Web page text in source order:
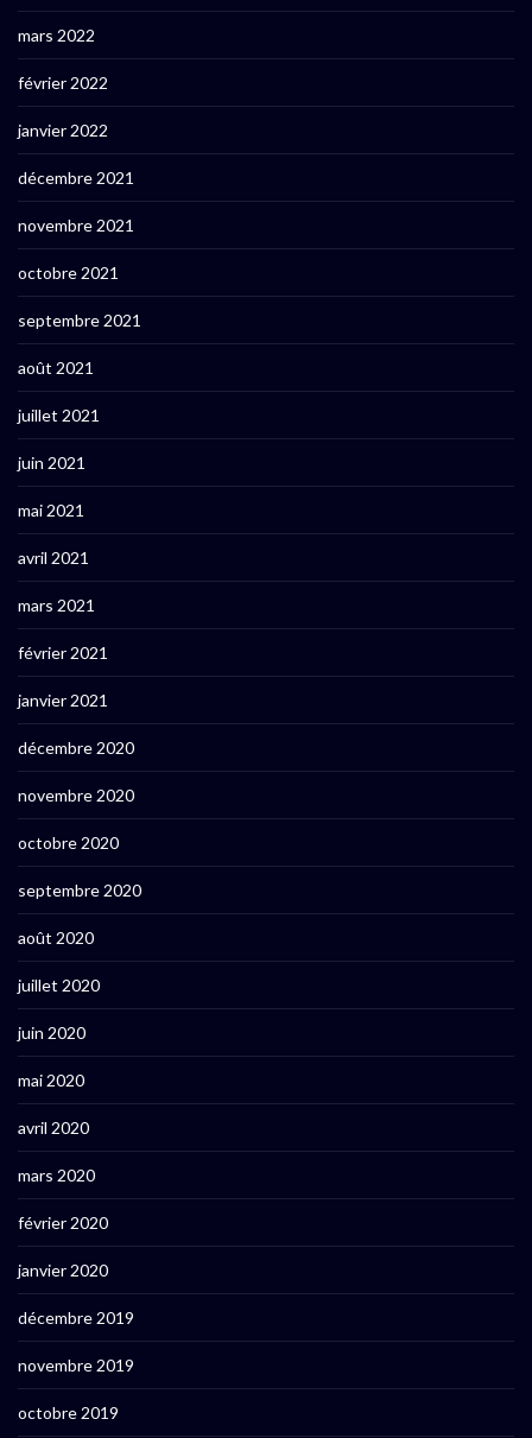
mars 2022
février 2022
janvier 2022
décembre 2021
novembre 2021
octobre 2021
septembre 2021
août 2021
juillet 2021
juin 2021
mai 2021
avril 2021
mars 2021
février 2021
janvier 2021
décembre 2020
novembre 2020
octobre 2020
septembre 2020
août 2020
juillet 2020
juin 2020
mai 2020
avril 2020
mars 2020
février 2020
janvier 2020
décembre 2019
novembre 2019
octobre 2019